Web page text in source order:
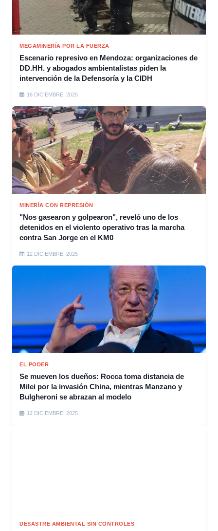
MEGAMINERÍA POR LA FUERZA
Escenario represivo en Mendoza: organizaciones de
DD.HH. y abogados ambientalistas piden la
intervención de la Defensoría y la CIDH
16 DICIEMBRE, 2025
MINERÍA CON REPRESIÓN
"Nos gasearon y golpearon", reveló uno de los
detenidos en el violento operativo tras la marcha
contra San Jorge en el KM0
12 DICIEMBRE, 2025
EL PODER
Se mueven los dueños: Rocca toma distancia de
Milei por la invasión China, mientras Manzano y
Bulgheroni se abrazan al modelo
12 DICIEMBRE, 2025
DESASTRE AMBIENTAL SIN CONTROLES